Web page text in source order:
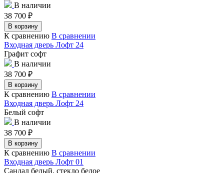
В наличии
38 700 ₽
В корзину
К сравнению В сравнении
Входная дверь Лофт 24
Графит софт
В наличии
38 700 ₽
В корзину
К сравнению В сравнении
Входная дверь Лофт 24
Белый софт
В наличии
38 700 ₽
В корзину
К сравнению В сравнении
Входная дверь Лофт 01
Сандал белый, стекло белое